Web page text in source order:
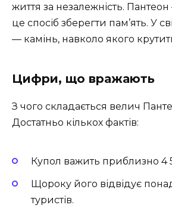
життя за незалежність.
це спосіб зберегти пам’ять. У
— камінь, навколо якого
Цифри, що вражають
З чого складається велич
Достатньо кількох фактів:
Купол важить приблизно 4
Щороку його відвідує
туристів.